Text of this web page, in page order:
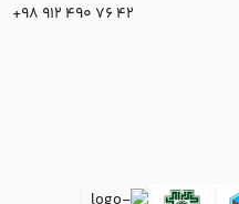
+98 912 490 76 42